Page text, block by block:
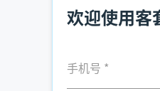
递”。例如：
省维护成本超200万元。”
欢迎使用客
手机号 *